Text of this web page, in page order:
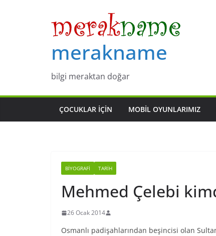
merakname
bilgi meraktan doğar
ÇOCUKLAR IÇIN MOBIL OYUNLARIMIZ
BIYOGRAFI TARIH
Mehmed Çelebi
26 Ocak 2014
Osmanlı padişahlarından beşincisi olan